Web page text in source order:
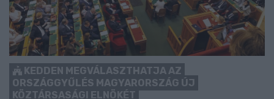
KEDDEN MEGVÁLASZTHATJA AZ
ORSZÁGGYŰLÉS MAGYARORSZÁG ÚJ
KÖZTÁRSASÁGI ELNÖKÉT